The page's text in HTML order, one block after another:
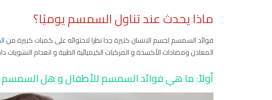
ماذا يحدث عند تناول السمسم يوميًا؟
فوائد السمسم لجسم الانسان كثيرة جدا نظرا لاحتوائه على كميات كبيرة من
المعادن ومضادات الأكسدة و المركبات الكيميائية الطبية و انعدام النشويات
أولاً: ما هي فوائد السمسم للأطفال و هل السمسم